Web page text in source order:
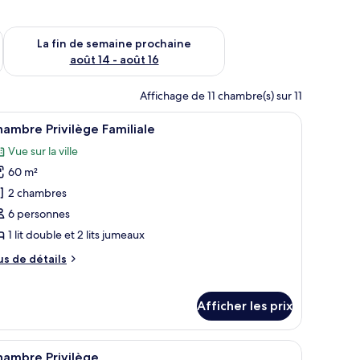
semaine août 7 - août 9
La fin de semaine prochaine
août 14 - août 16
Vérifier la disponibilité pour la fin de semaine prochaine août
Affichage de 11 chambre(s) sur 11
un bureau et une chaise. Il y a un tableau au mur et une lampe sur le
:
Une chambre d’hôtel moderne équipée d’un
7 Privilège Familiale
Vue sur la ville
60 m²
2 chambres
6 personnes
1 lit double et 2 lits jumeaux
de détails
Afficher les prix
une table ronde, deux chaises et une vue sur l’extérieur à travers des
Une chambre à coucher moderne avec un
7 Privilège